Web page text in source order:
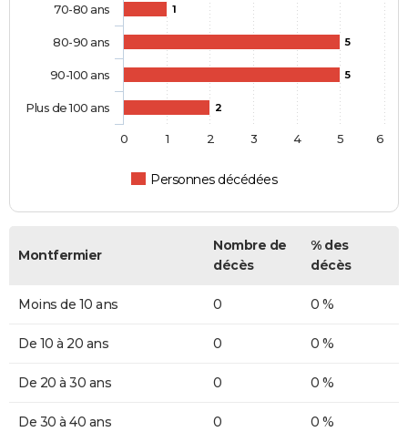
1
5
5
2
Personnes décédées
70-80 ans
80-90 ans
90-100 ans
Plus de 100 ans
0 1 2 3 4 5 6
Montfermier
Nombre de
décès
% des
décès
Moins de 10 ans 0 0 %
De 10 à 20 ans 0 0 %
De 20 à 30 ans 0 0 %
De 30 à 40 ans 0 0 %